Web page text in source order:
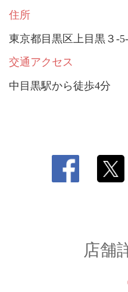
住所
東京都目黒区上目黒３-
交通アクセス
中目黒駅から徒歩4分
店舗